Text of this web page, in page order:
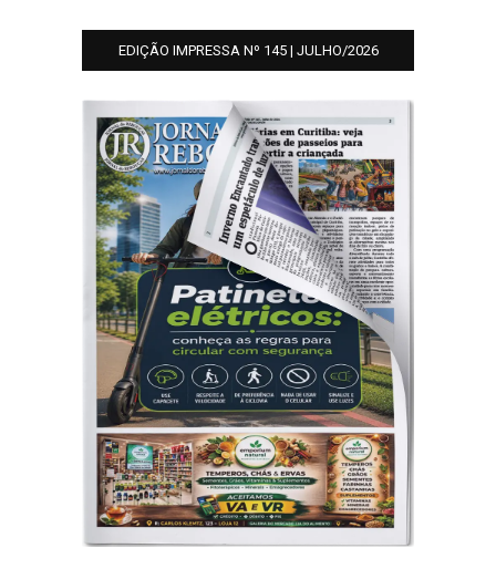
EDIÇÃO IMPRESSA Nº 145 | JULHO/2026